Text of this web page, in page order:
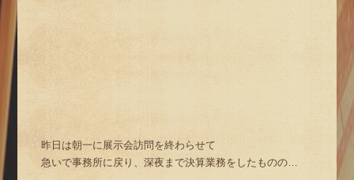
昨日は朝一に展示会訪問を終わらせて
急いで事務所に戻り、深夜まで決算業務をしたものの…